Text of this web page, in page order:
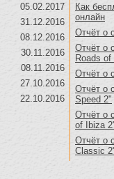
05.02.2017
31.12.2016
08.12.2016
30.11.2016
08.11.2016
27.10.2016
22.10.2016
Как
онлайн
Отчёт о
Отчёт о
Roads of
Отчёт о
Отчёт о
Speed 2"
Отчёт о
of Ibiza
Отчёт о
Classic